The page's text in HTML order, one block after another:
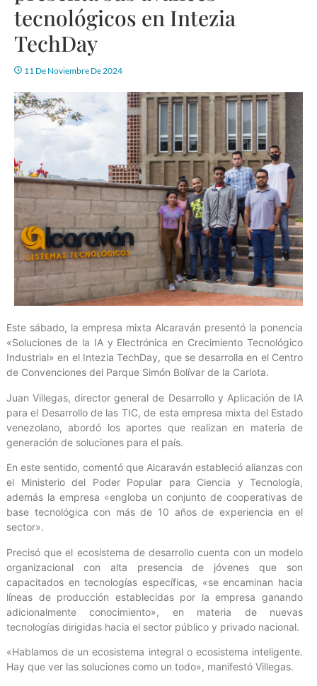
tecnológicos en Intezia
TechDay
11 De Noviembre De 2024
Este sábado, la empresa mixta Alcaraván presentó la ponencia
«Soluciones de la IA y Electrónica en Crecimiento Tecnológico
Industrial» en el Intezia TechDay, que se desarrolla en el Centro
de Convenciones del Parque Simón Bolívar de la Carlota.
Juan Villegas, director general de Desarrollo y Aplicación de IA
para el Desarrollo de las TIC, de esta empresa mixta del Estado
venezolano, abordó los aportes que realizan en materia de
generación de soluciones para el país.
En este sentido, comentó que Alcaraván estableció alianzas con
el Ministerio del Poder Popular para Ciencia y Tecnología,
además la empresa «engloba un conjunto de cooperativas de
base tecnológica con más de 10 años de experiencia en el
sector».
Precisó que el ecosistema de desarrollo cuenta con un modelo
organizacional con alta presencia de jóvenes que son
capacitados en tecnologías específicas, «se encaminan hacia
líneas de producción establecidas por la empresa ganando
adicionalmente conocimiento», en materia de nuevas
tecnologías dirigidas hacia el sector público y privado nacional.
«Hablamos de un ecosistema integral o ecosistema inteligente.
Hay que ver las soluciones como un todo», manifestó Villegas.